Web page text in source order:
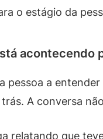
o estágio da
acontecendo
pessoa a
A conversa
relatando que